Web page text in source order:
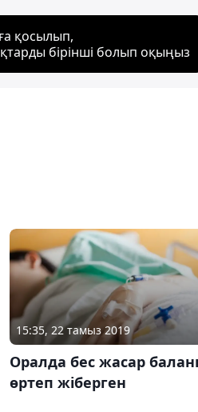
қосылып,
бірінші болып оқыңыз
15:35, 22 тамыз 2019
Оралда бес жасар
өртеп жіберген